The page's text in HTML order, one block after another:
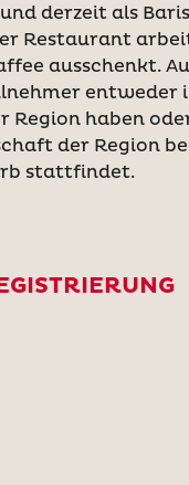
derzeit als
Restaurant
ausschenkt.
entweder
Region haben
der Region
stattfindet.